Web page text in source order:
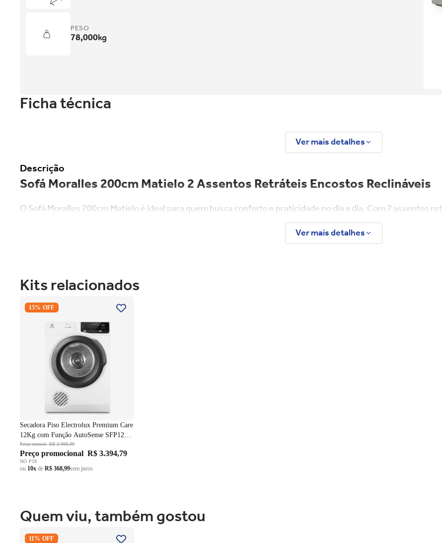
PESO
78,000kg
Ficha técnica
Ver mais detalhes
Descrição
Sofá Moralles 200cm Matielo 2 Assentos Retráteis Encostos Reclináveis
O Sofá Moralles 200cm Matielo é ideal para quem busca conforto e praticidade no dia a dia. Com 2 assentos
relaxar com qualidade. Sua estrutura é feita em madeira de eucalipto com reforços em OSB, e o estofamento
metros de largura, profundidade de até 1,57m aberto e suporte de 100 kg por assento, é uma peça robusta e
Modelo retrátil e com encostos reclináveis, ideal para relaxar
Design moderno e sofisticado, perfeito para salas de estar
Revestimento elegante, fácil de combinar com diversos estilos de decoração
Ver mais detalhes
Kits relacionados
Care 12Kg com Função AutoSense
15% OFF
Secadora Piso Electrolux Premium Care
12Kg com Função AutoSense SFP12
Branco 220V
Preço normalR$ 3.998,99
Preço promocional R$ 3.394,79
NO PIX
ou 10x de R$ 368,99sem juros
Quem viu, também gostou
Fogão 4 Bocas Brastemp de
Embutir BYO4XAE Mesa Vidro
11% OFF